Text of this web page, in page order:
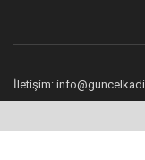
İletişim: